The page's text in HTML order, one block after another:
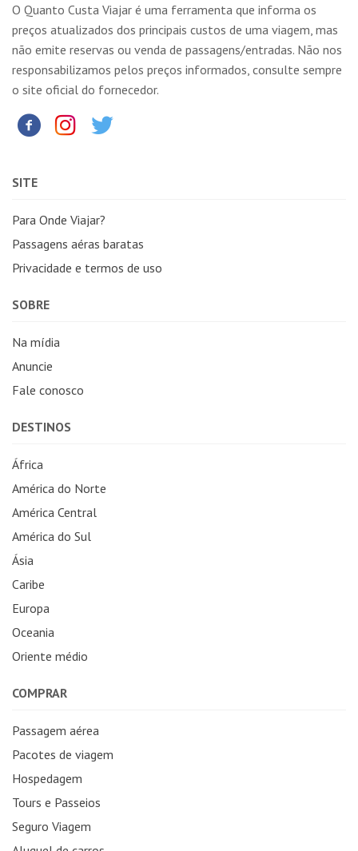
O Quanto Custa Viajar é uma ferramenta que informa os
preços atualizados dos principais custos de uma viagem, mas
não emite reservas ou venda de passagens/entradas. Não nos
responsabilizamos pelos preços informados, consulte sempre
o site oficial do fornecedor.
SITE
Para Onde Viajar?
Passagens aéras baratas
Privacidade e termos de uso
SOBRE
Na mídia
Anuncie
Fale conosco
DESTINOS
África
América do Norte
América Central
América do Sul
Ásia
Caribe
Europa
Oceania
Oriente médio
COMPRAR
Passagem aérea
Pacotes de viagem
Hospedagem
Tours e Passeios
Seguro Viagem